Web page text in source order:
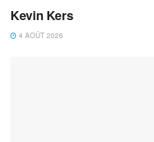
Kevin Kers
4 AOÛT 2026